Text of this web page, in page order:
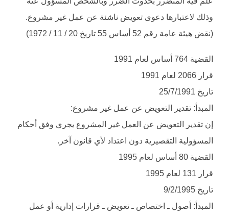
وذلك لاعتبارها دعوى تعويض ناشئة عن عمل غير مشروع.
(نقض هيئة عامة رقم 52 أساس 55 تاريخ 20 / 11 / 1972)
القضية 764 أساس لعام 1991
قرار 2066 لعام 1991
تاريخ 25/7/1991
المبدأ: تقدير التعويض عن عمل غير مشروع:
إن تقدير التعويض عن العمل غير المشروع يجري وفق أحكام
المسؤولية التقصيرية دون اعتداد لأي قانون آخر.
القضية 80 أساس لعام 1995
قرار 131 لعام 1995
تاريخ 9/2/1995
المبدأ: أصول ـ اختصاص ـ تعويض ـ قرارات إدارية أو عمل